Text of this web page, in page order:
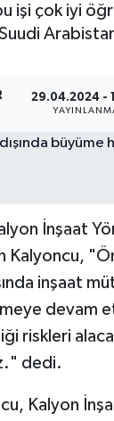
işi çok iyi
29.04.2024 -
İnşaat
Kalyoncu,
inşaat
devam
riskleri
dedi.
Kalyon